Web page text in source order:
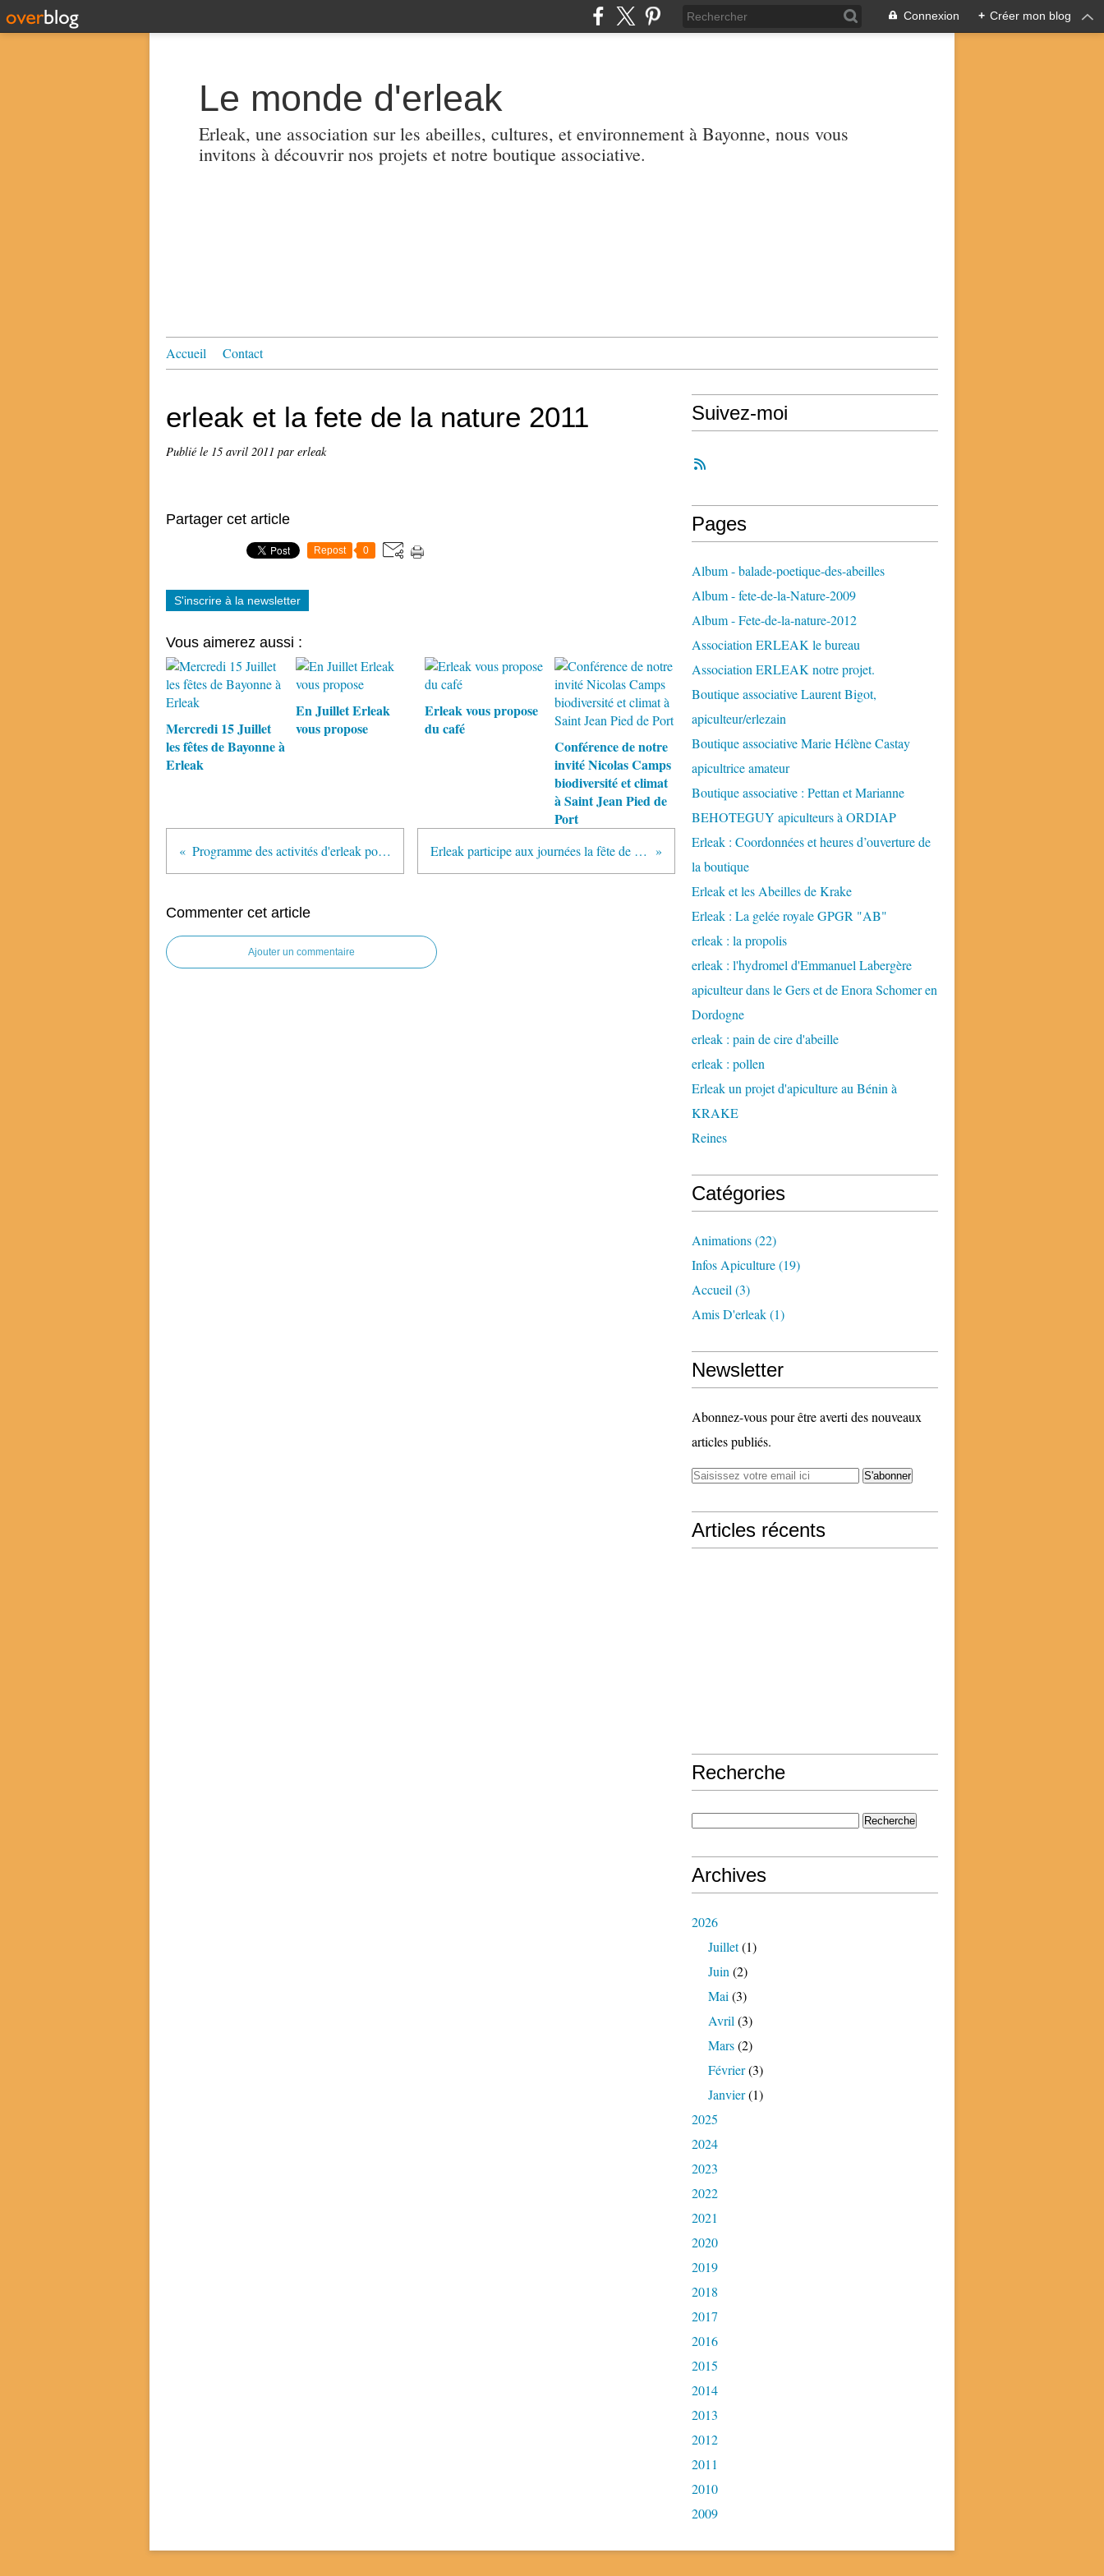
Connexion + Créer mon blog
Le monde d'erleak
Erleak, une association sur les abeilles, cultures, et environnement à Bayonne, nous vous
invitons à découvrir nos projets et notre boutique associative.
Accueil Contact
erleak et la fete de la nature 2011
Publié le 15 avril 2011 par erleak
Partager cet article
Repost 0
S'inscrire à la newsletter
Vous aimerez aussi :
Mercredi 15 Juillet
les fêtes de Bayonne à
Erleak
En Juillet Erleak
vous propose
Erleak vous propose
du café
Conférence de notre
invité Nicolas Camps
biodiversité et climat
à Saint Jean Pied de
Port
Programme des activités d'erleak pour 2011 Erleak participe aux journées la fête de la nature
Commenter cet article
Ajouter un commentaire
Suivez-moi
Pages
Album - balade-poetique-des-abeilles
Album - fete-de-la-Nature-2009
Album - Fete-de-la-nature-2012
Association ERLEAK le bureau
Association ERLEAK notre projet.
Boutique associative Laurent Bigot,
apiculteur/erlezain
Boutique associative Marie Hélène Castay
apicultrice amateur
Boutique associative : Pettan et Marianne
BEHOTEGUY apiculteurs à ORDIAP
Erleak : Coordonnées et heures d’ouverture de
la boutique
Erleak et les Abeilles de Krake
Erleak : La gelée royale GPGR "AB"
erleak : la propolis
erleak : l'hydromel d'Emmanuel Labergère
apiculteur dans le Gers et de Enora Schomer en
Dordogne
erleak : pain de cire d'abeille
erleak : pollen
Erleak un projet d'apiculture au Bénin à
KRAKE
Reines
Catégories
Animations(22)
Infos Apiculture(19)
Accueil (3)
Amis D'erleak(1)
Newsletter
Abonnez-vous pour être averti des nouveaux
articles publiés.
Articles récents
Recherche
Archives
2026
Juillet(1)
Juin (2)
Mai (3)
Avril (3)
Mars(2)
Février(3)
Janvier(1)
2025
2024
2023
2022
2021
2020
2019
2018
2017
2016
2015
2014
2013
2012
2011
2010
2009